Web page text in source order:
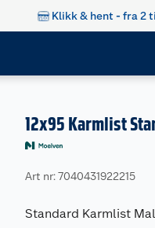
Klikk & hent - fra 2
12x95 Karmlist
Art nr: 7040431922215
Standard Karmlist